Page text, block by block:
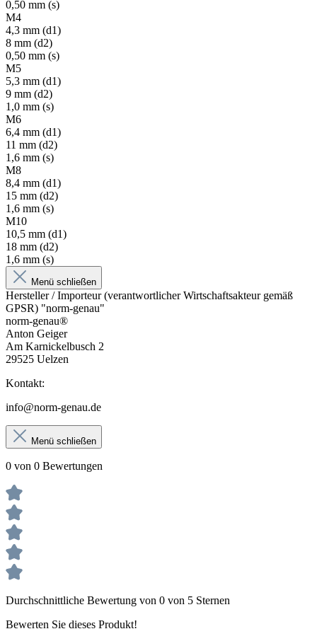
0,50 mm (s)
M4
4,3 mm (d1)
8 mm (d2)
0,50 mm (s)
M5
5,3 mm (d1)
9 mm (d2)
1,0 mm (s)
M6
6,4 mm (d1)
11 mm (d2)
1,6 mm (s)
M8
8,4 mm (d1)
15 mm (d2)
1,6 mm (s)
M10
10,5 mm (d1)
18 mm (d2)
1,6 mm (s)
Menü schließen
Hersteller / Importeur (verantwortlicher Wirtschaftsakteur gemäß
GPSR) "norm-genau"
norm-genau®
Anton Geiger
Am Karnickelbusch 2
29525 Uelzen
Kontakt:
info@norm-genau.de
Menü schließen
0 von 0 Bewertungen
Durchschnittliche Bewertung von 0 von 5 Sternen
Bewerten Sie dieses Produkt!